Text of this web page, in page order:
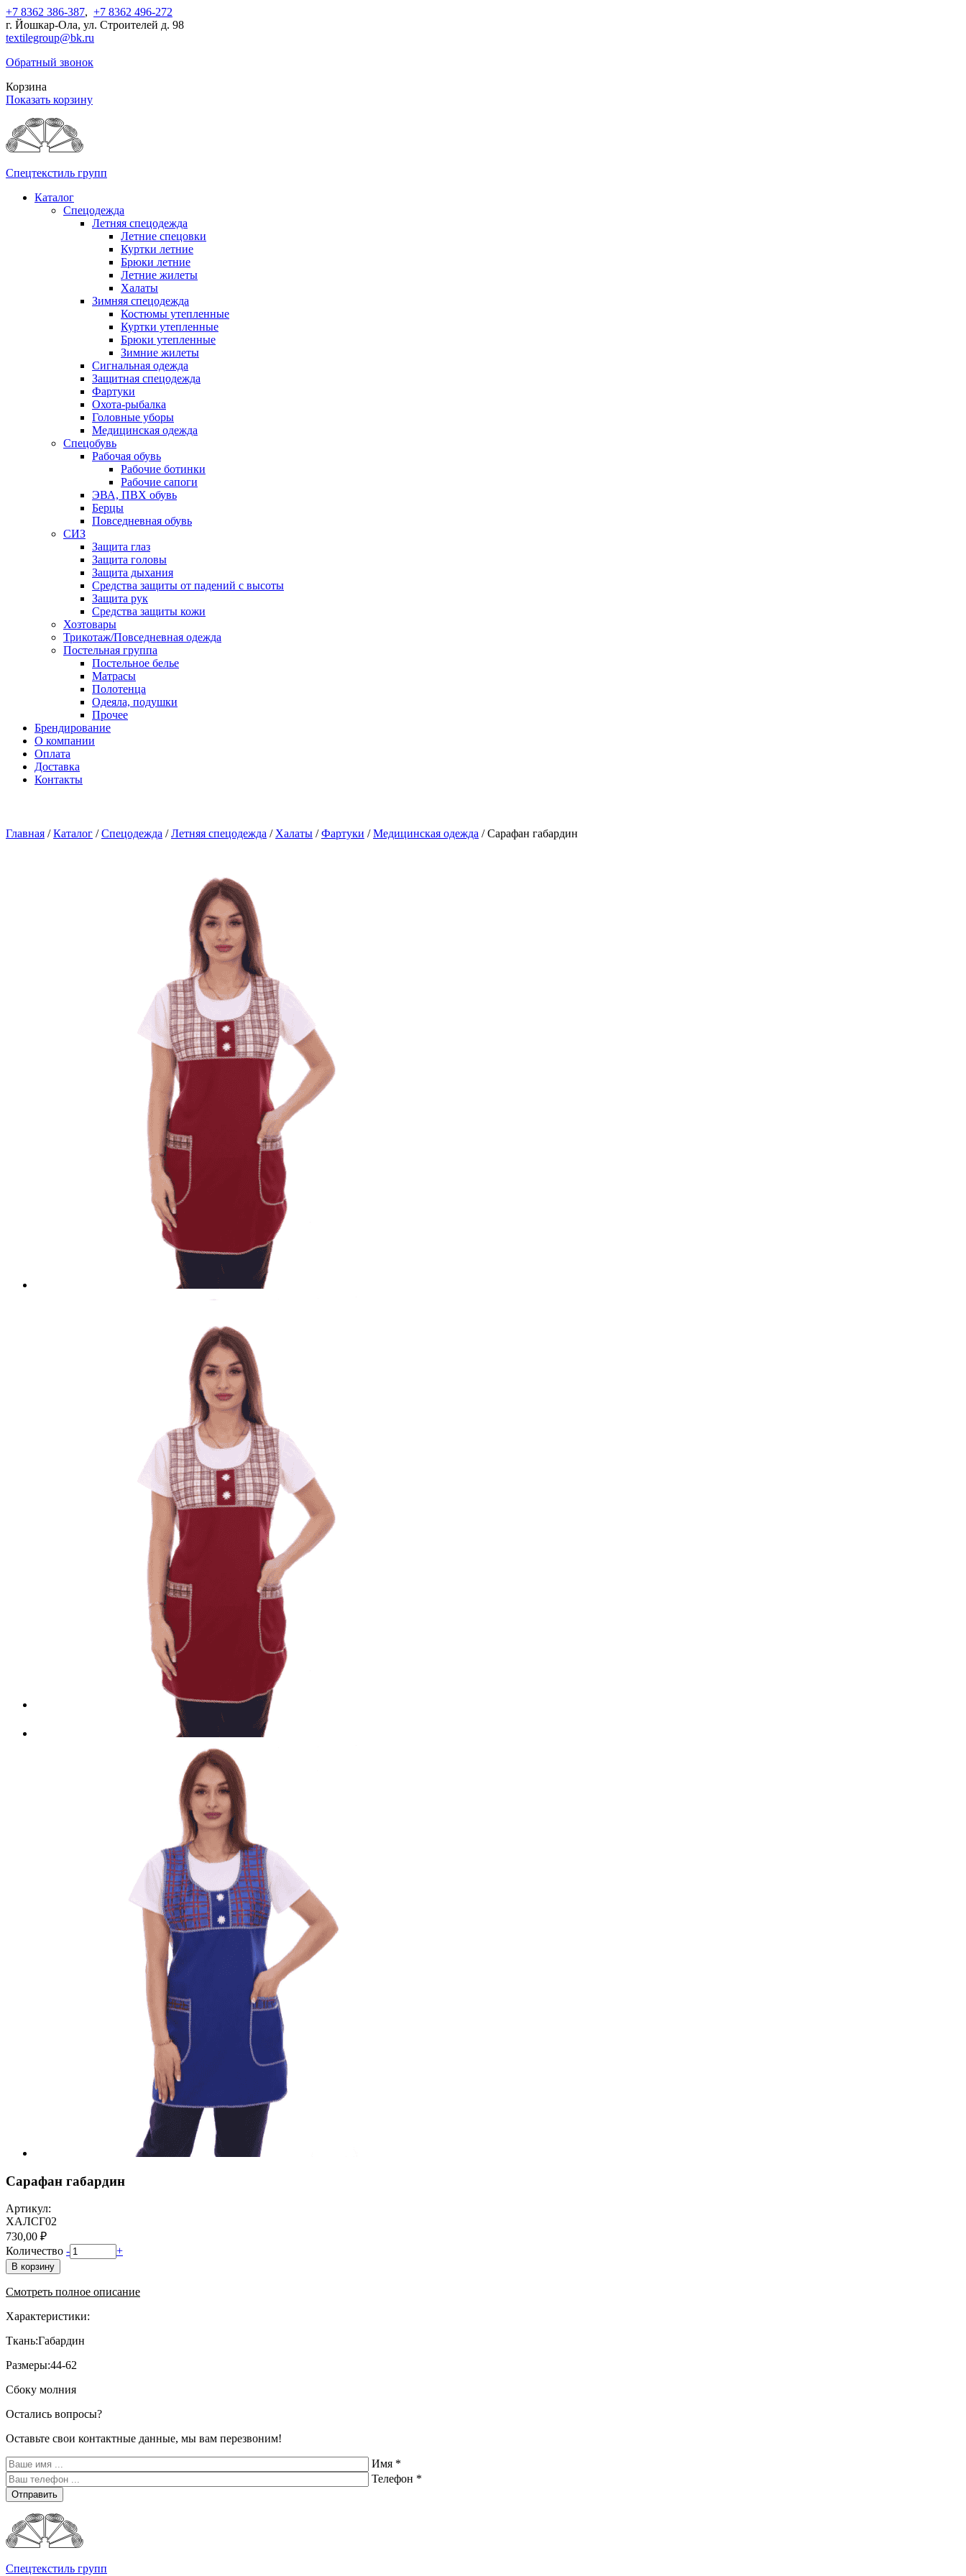
+7 8362 386-387, +7 8362 496-272
г. Йошкар-Ола, ул. Строителей д. 98
textilegroup@bk.ru
Обратный звонок
Корзина
Показать корзину
Спецтекстиль групп
Каталог
Спецодежда
Летняя спецодежда
Летние спецовки
Куртки летние
Брюки летние
Летние жилеты
Халаты
Зимняя спецодежда
Костюмы утепленные
Куртки утепленные
Брюки утепленные
Зимние жилеты
Сигнальная одежда
Защитная спецодежда
Фартуки
Охота-рыбалка
Головные уборы
Медицинская одежда
Спецобувь
Рабочая обувь
Рабочие ботинки
Рабочие сапоги
ЭВА, ПВХ обувь
Берцы
Повседневная обувь
СИЗ
Защита глаз
Защита головы
Защита дыхания
Средства защиты от падений с высоты
Защита рук
Средства защиты кожи
Хозтовары
Трикотаж/Повседневная одежда
Постельная группа
Постельное белье
Матрасы
Полотенца
Одеяла, подушки
Прочее
Брендирование
О компании
Оплата
Доставка
Контакты
Главная / Каталог / Спецодежда / Летняя спецодежда / Халаты / Фартуки / Медицинская одежда / Сарафан габардин
Сарафан габардин
Артикул:
ХАЛСГ02
730,00 ₽
Количество - +
В корзину
Смотреть полное описание
Характеристики:
Ткань:Габардин
Размеры:44-62
Сбоку молния
Остались вопросы?
Оставьте свои контактные данные, мы вам перезвоним!
Имя *
Телефон *
Отправить
Спецтекстиль групп